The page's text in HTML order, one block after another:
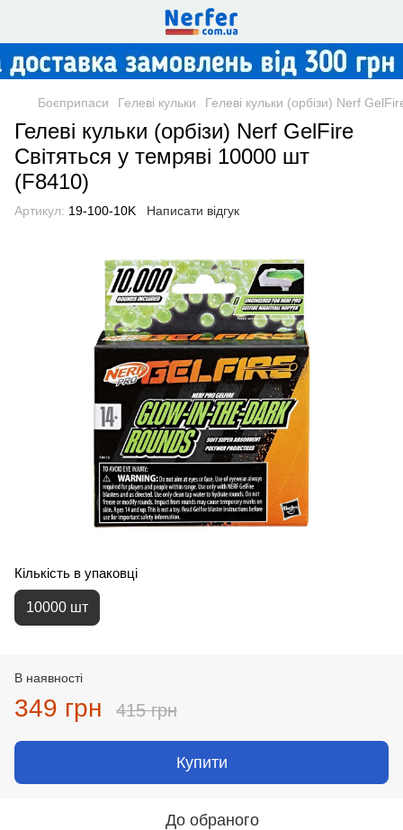
Боєприпаси Гелеві кульки Гелеві кульки (орбізи) Nerf
Гелеві кульки (орбізи) Nerf GelFire
Світяться у темряві 10000 шт
(F8410)
Артикул: 19-100-10K Написати відгук
Кількість в упаковці
10000 шт
В наявності
349 грн 415 грн
Купити
До обраного